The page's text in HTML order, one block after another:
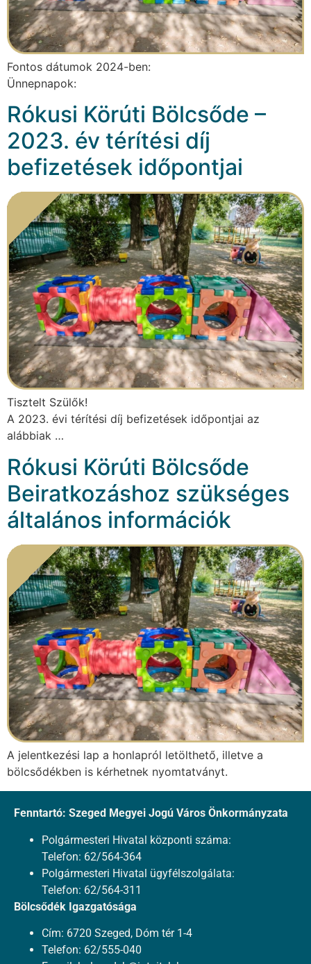
Fontos dátumok 2024-ben:
Ünnepnapok:
Rókusi Körúti Bölcsőde –
2023. év térítési díj
befizetések időpontjai
Tisztelt Szülők!
A 2023. évi térítési díj befizetések időpontjai az
alábbiak …
Rókusi Körúti Bölcsőde
Beiratkozáshoz szükséges
általános információk
A jelentkezési lap a honlapról letölthető, illetve a
bölcsődékben is kérhetnek nyomtatványt.
Fenntartó: Szeged Megyei Jogú Város Önkormányzata
Polgármesteri Hivatal központi száma:
Telefon: 62/564-364
Polgármesteri Hivatal ügyfélszolgálata:
Telefon: 62/564-311
Bölcsődék Igazgatósága
Cím: 6720 Szeged, Dóm tér 1-4
Telefon: 62/555-040